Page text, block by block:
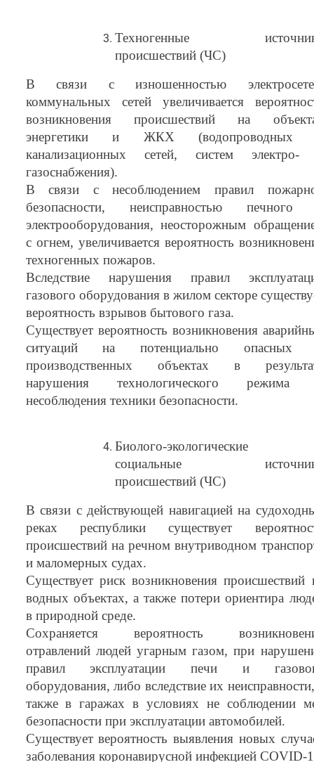
Техногенные
происшествий (ЧС)
В связи с изношенностью
коммунальных сетей увеличивается
возникновения происшествий на
энергетики и ЖКХ (водопроводных
канализационных сетей, систем
газоснабжения).
В связи с несоблюдением правил
безопасности, неисправностью
электрооборудования, неосторожным
с огнем, увеличивается вероятность
техногенных пожаров.
Вследствие нарушения правил
газового оборудования в жилом секторе
вероятность взрывов бытового газа.
Существует вероятность возникновения
ситуаций на потенциально опасных
производственных объектах в
нарушения технологического режима
несоблюдения техники безопасности.
Биолого-экологические
социальные
происшествий (ЧС)
В связи с действующей навигацией на
реках республики существует
происшествий на речном внутриводном
и маломерных судах.
Существует риск возникновения происшествий
водных объектах, а также потери ориентира
в природной среде.
Сохраняется вероятность
отравлений людей угарным газом, при
правил эксплуатации печи и
оборудования, либо вследствие их
также в гаражах в условиях не соблюдении
безопасности при эксплуатации автомобилей.
Существует вероятность выявления новых
заболевания коронавирусной инфекцией COVID-